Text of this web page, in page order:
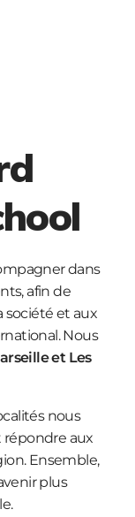
dans
afin de
société et aux
Nous
et Les
nous
aux
Ensemble,
plus